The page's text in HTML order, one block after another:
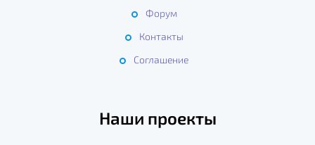
Форум
Контакты
Соглашение
Наши проекты